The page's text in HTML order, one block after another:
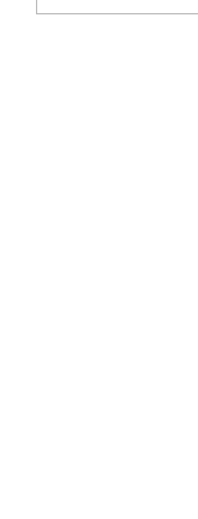
2 Japanese